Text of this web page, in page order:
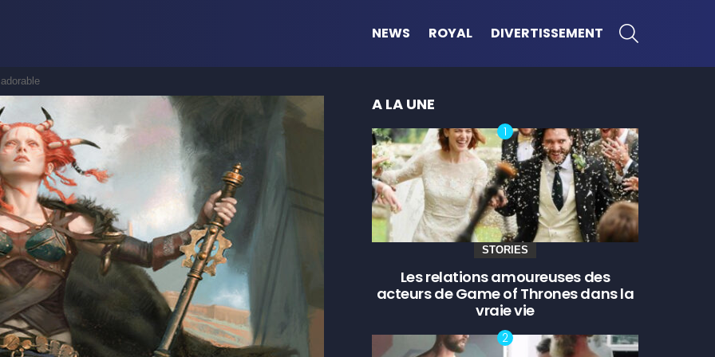
NEWS ROYAL DIVERTISSEMENT
A LA UNE
STORIES
Les relations amoureuses des
acteurs de Game of Thrones dans la
vraie vie